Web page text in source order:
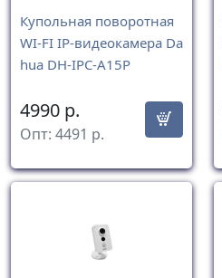
Купольная поворотная
WI-FI IP-видеокамера Da
hua DH-IPC-A15P
4990 р.
Опт: 4491 р.